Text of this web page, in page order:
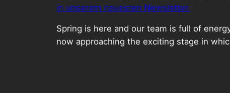
in unserem neuesten Newsletter.
Spring is here and our team is full of
now approaching the exciting stage in